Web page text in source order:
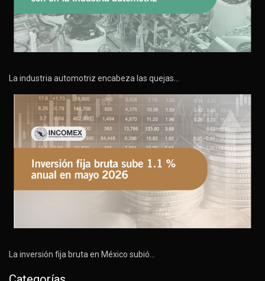
La industria automotriz encabeza las quejas…
La inversión fija bruta en México subió…